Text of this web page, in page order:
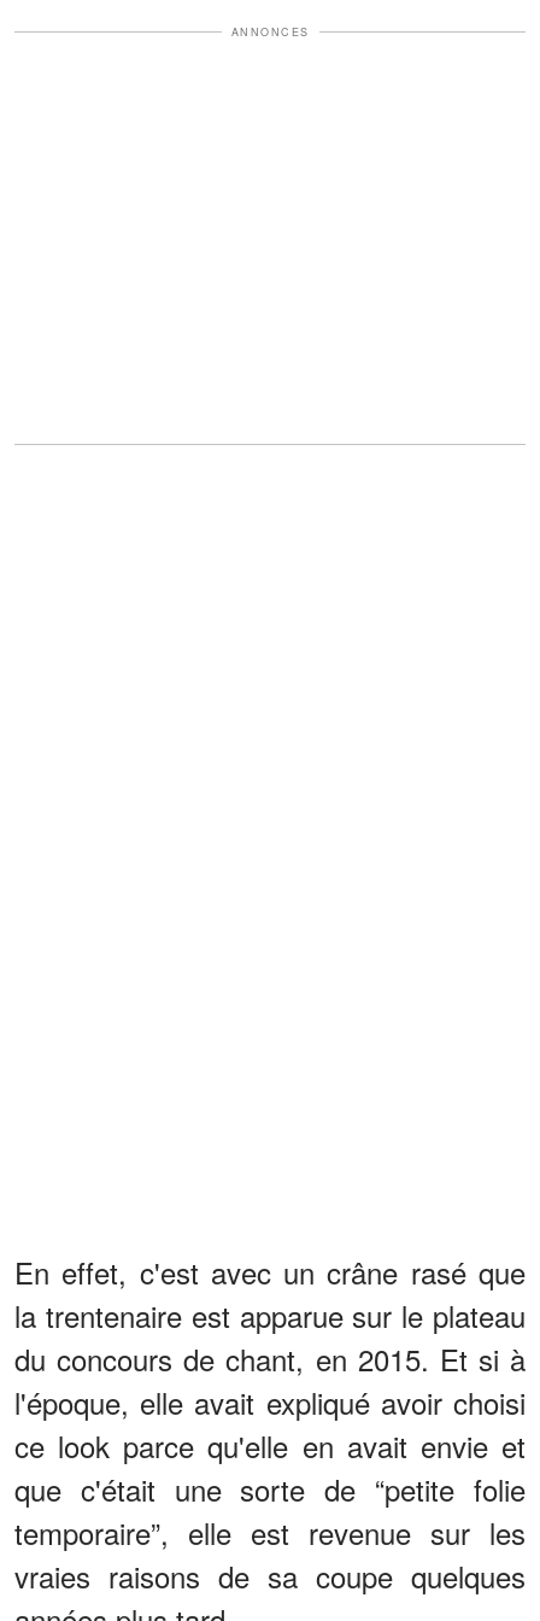
ANNONCES
En effet, c'est avec un crâne rasé que
la trentenaire est apparue sur le plateau
du concours de chant, en 2015. Et si à
l'époque, elle avait expliqué avoir choisi
ce look parce qu'elle en avait envie et
que c'était une sorte de “petite folie
temporaire”, elle est revenue sur les
vraies raisons de sa coupe quelques